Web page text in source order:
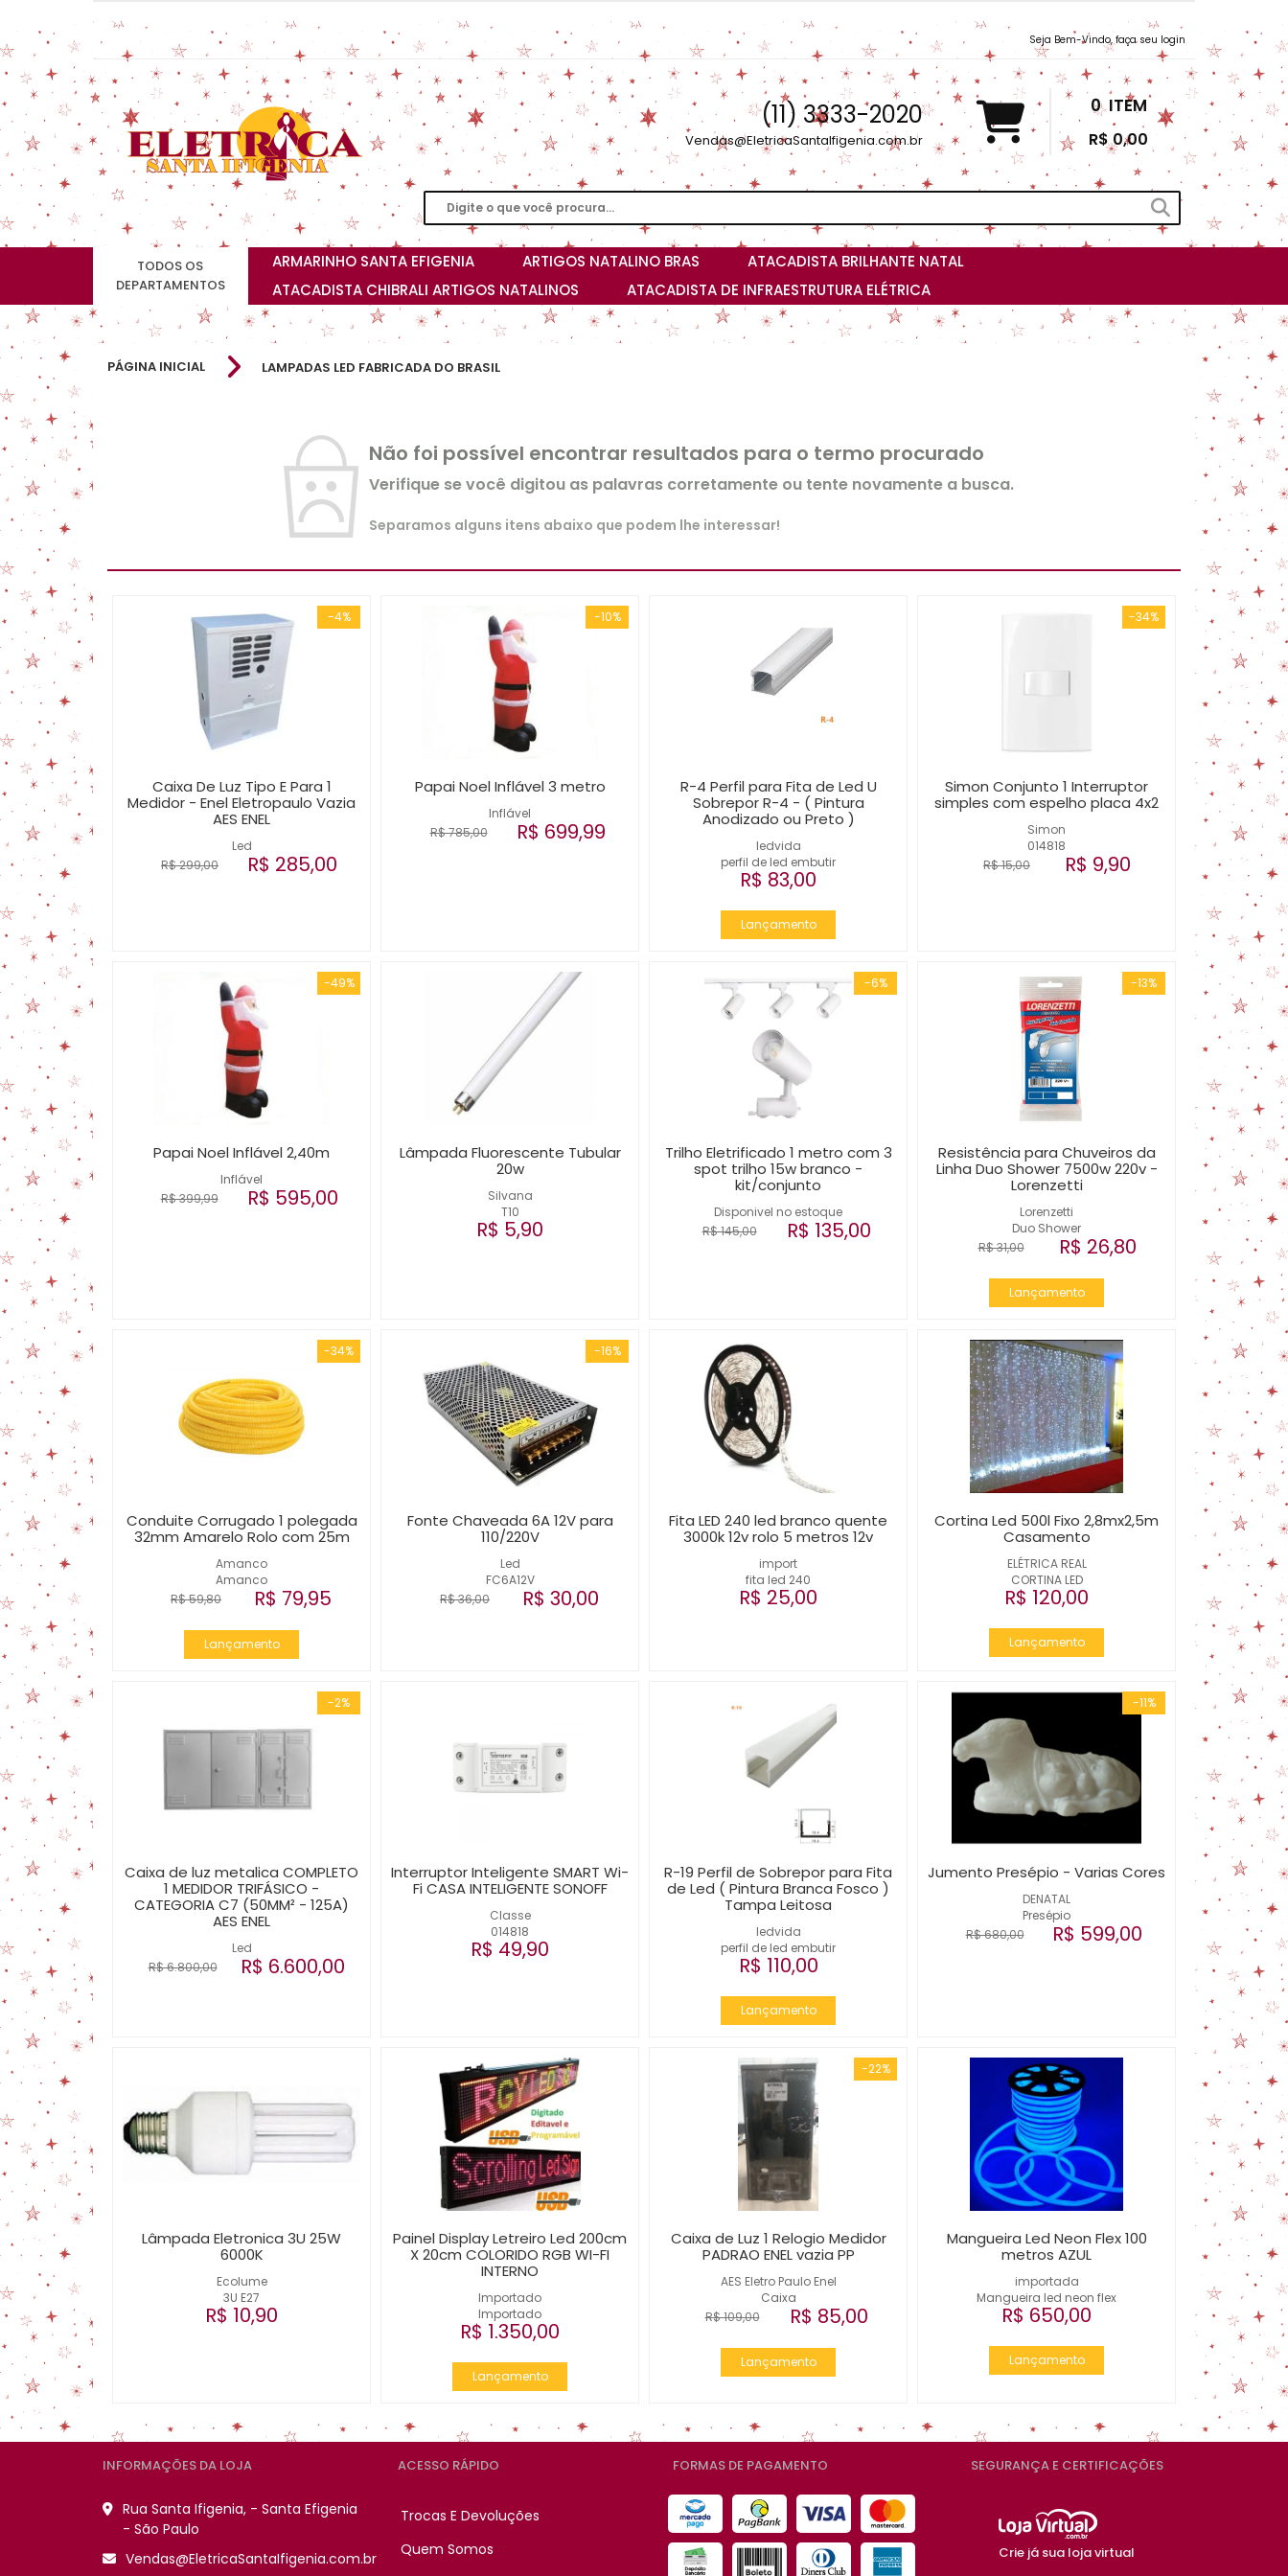
Seja Bem-Vindo, faça seu login
(11) 3333-2020
Vendas@EletricaSantaIfigenia.com.br
0 ITEM
R$ 0,00
TODOS OS
DEPARTAMENTOS
ARMARINHO SANTA EFIGENIA ARTIGOS NATALINO BRAS
ATACADISTA BRILHANTE NATAL
ATACADISTA CHIBRALI ARTIGOS NATALINOS
ATACADISTA DE INFRAESTRUTURA ELÉTRICA
PÁGINA INICIAL LAMPADAS LED FABRICADA DO BRASIL
Não foi possível encontrar resultados para o termo procurado
Verifique se você digitou as palavras corretamente ou tente novamente a busca.
Separamos alguns itens abaixo que podem lhe interessar!
-4%
Led
Caixa De Luz Tipo E Para 1
Medidor - Enel Eletropaulo Vazia
AES ENEL
R$ 299,00 R$ 285,00
-10%
Inflável
Papai Noel Inflável 3 metro
R$ 785,00 R$ 699,99
ledvida
perfil de led embutir
R-4 Perfil para Fita de Led U
Sobrepor R-4 - ( Pintura
Anodizado ou Preto )
R$ 83,00
Lançamento
-34%
Simon
014818
Simon Conjunto 1 Interruptor
simples com espelho placa 4x2
R$ 15,00 R$ 9,90
-49%
Inflável
Papai Noel Inflável 2,40m
R$ 399,99 R$ 595,00
Silvana
T10
Lâmpada Fluorescente Tubular
20w
R$ 5,90
-6%
Disponivel no estoque
Trilho Eletrificado 1 metro com 3
spot trilho 15w branco -
kit/conjunto
R$ 145,00 R$ 135,00
-13%
Lorenzetti
Duo Shower
Resistência para Chuveiros da
Linha Duo Shower 7500w 220v -
Lorenzetti
R$ 31,00 R$ 26,80
Lançamento
-34%
Amanco
Amanco
Conduite Corrugado 1 polegada
32mm Amarelo Rolo com 25m
R$ 59,80 R$ 79,95
Lançamento
-16%
Led
FC6A12V
Fonte Chaveada 6A 12V para
110/220V
R$ 36,00 R$ 30,00
import
fita led 240
Fita LED 240 led branco quente
3000k 12v rolo 5 metros 12v
R$ 25,00
ELÉTRICA REAL
CORTINA LED
Cortina Led 500l Fixo 2,8mx2,5m
Casamento
R$ 120,00
Lançamento
-2%
Led
Caixa de luz metalica COMPLETO
1 MEDIDOR TRIFÁSICO -
CATEGORIA C7 (50MM² - 125A)
AES ENEL
R$ 6.800,00 R$ 6.600,00
Classe
014818
Interruptor Inteligente SMART Wi-
Fi CASA INTELIGENTE SONOFF
R$ 49,90
ledvida
perfil de led embutir
R-19 Perfil de Sobrepor para Fita
de Led ( Pintura Branca Fosco )
Tampa Leitosa
R$ 110,00
Lançamento
-11%
DENATAL
Presépio
Jumento Presépio - Varias Cores
R$ 680,00 R$ 599,00
Ecolume
3U E27
Lâmpada Eletronica 3U 25W
6000K
R$ 10,90
Importado
Importado
Painel Display Letreiro Led 200cm
X 20cm COLORIDO RGB WI-FI
INTERNO
R$ 1.350,00
Lançamento
-22%
AES Eletro Paulo Enel
Caixa
Caixa de Luz 1 Relogio Medidor
PADRAO ENEL vazia PP
R$ 109,00 R$ 85,00
Lançamento
importada
Mangueira led neon flex
Mangueira Led Neon Flex 100
metros AZUL
R$ 650,00
Lançamento
INFORMAÇÕES DA LOJA
Rua Santa Ifigenia, - Santa Efigenia
- São Paulo
Vendas@EletricaSantaIfigenia.com.br
ACESSO RÁPIDO
Trocas E Devoluções
Quem Somos
FORMAS DE PAGAMENTO SEGURANÇA E CERTIFICAÇÕES
Crie já sua loja virtual